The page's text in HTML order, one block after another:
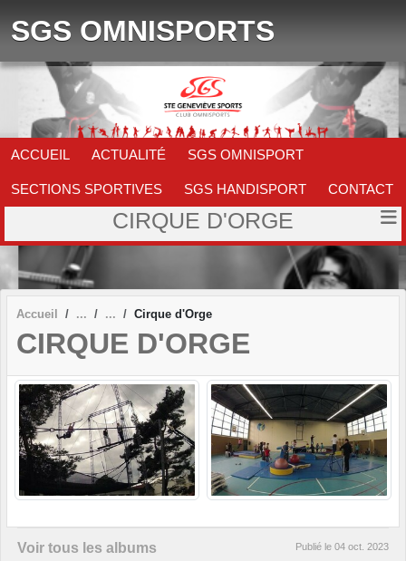
SGS OMNISPORTS
ACCUEIL ACTUALITÉ SGS OMNISPORT
SECTIONS SPORTIVES SGS HANDISPORT CONTACT
CIRQUE D'ORGE
Accueil Cirque d'Orge
CIRQUE D'ORGE
Voir tous les albums
Publié le 04 oct. 2023